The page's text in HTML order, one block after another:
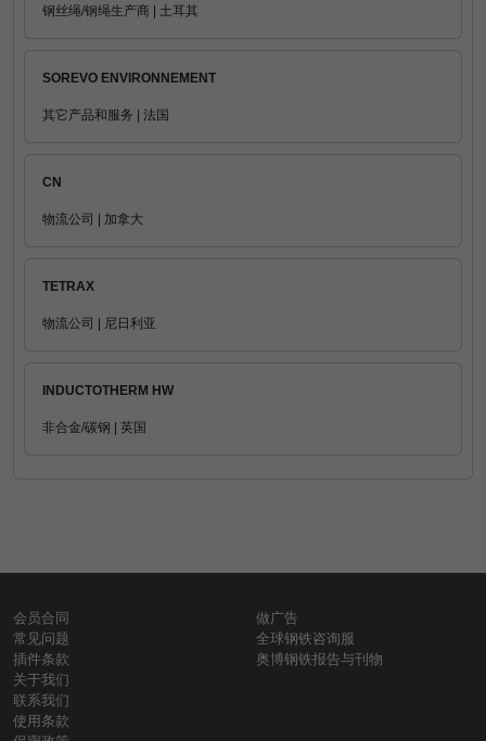
钢丝绳/钢绳生产商 | 土耳其
SOREVO ENVIRONNEMENT
其它产品和服务 | 法国
CN
物流公司 | 加拿大
TETRAX
物流公司 | 尼日利亚
INDUCTOTHERM HW
非合金/碳钢 | 英国
会员合同
常见问题
插件条款
关于我们
联系我们
使用条款
做广告
全球钢铁咨询服
奥博钢铁报告与刊物